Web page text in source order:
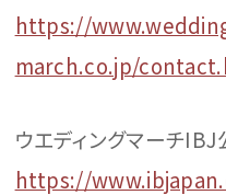
https://
march.co.jp/
ウエディングマーチ
https://